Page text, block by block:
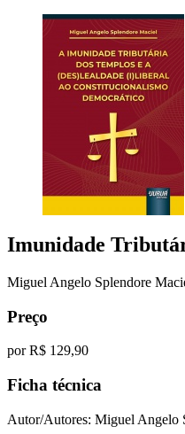
Imunidade
Miguel Angelo Splendore
Preço
porR$ 129,90
Ficha técnica
Autor/Autores: Miguel Angelo